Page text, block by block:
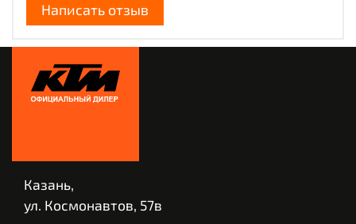
Написать отзыв
Казань,
ул. Космонавтов, 57в